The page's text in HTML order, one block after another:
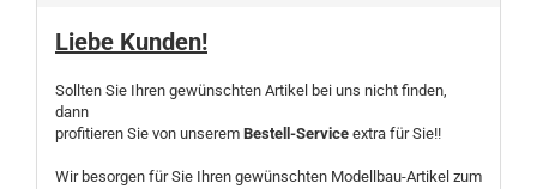
Liebe Kunden!
Sollten Sie Ihren gewünschten Artikel bei uns nicht finden,
dann
profitieren Sie von unserem Bestell-Service extra für Sie!!
Wir besorgen für Sie Ihren gewünschten Modellbau-Artikel zum